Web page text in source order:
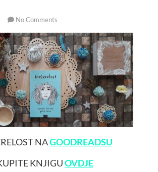
No Comments
NAGOODREADSU
KNJIGUOVDJE